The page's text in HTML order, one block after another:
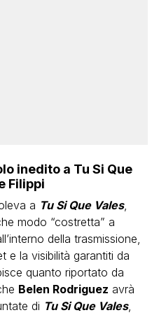
inedito a Tu Si Que
Filippi
a Tu Si Que Vales,
modo “costretta” a
della trasmissione,
e la visibilità garantiti da
quanto riportato da
Belen Rodriguez avrà
di Tu Si Que Vales,